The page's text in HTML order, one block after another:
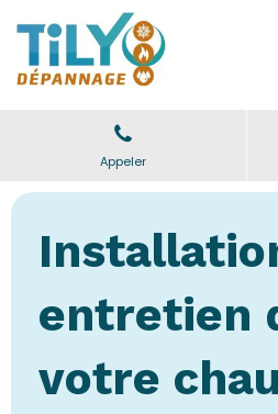
Appeler
entretien
votre